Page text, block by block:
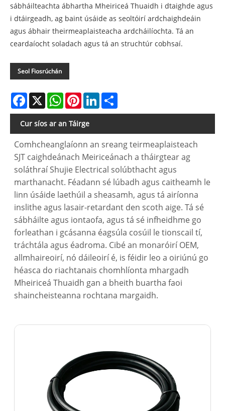
sábháilteachta ábhartha Mheiriceá Thuaidh i dtaighde agus
i dtáirgeadh, ag baint úsáide as seoltóirí ardchaighdeáin
agus ábhair theirmeaplaisteacha ardcháilíochta. Tá an
ceardaíocht soladach agus tá an struchtúr cobhsaí.
Seol Fiosrúchán
Facebook
X WhatsAppPinterestLinkedIn
Cur síos ar an Táirge
Comhcheanglaíonn an sreang teirmeaplaisteach
SJT caighdeánach Meiriceánach a tháirgtear ag
soláthraí Shujie Electrical solúbthacht agus
marthanacht. Féadann sé lúbadh agus caitheamh le
linn úsáide laethúil a sheasamh, agus tá airíonna
inslithe agus lasair-retardant den scoth aige. Tá sé
sábháilte agus iontaofa, agus tá sé infheidhme go
forleathan i gcásanna éagsúla cosúil le tionscail tí,
tráchtála agus éadroma. Cibé an monaróirí OEM,
allmhaireoirí, nó dáileoirí é, is féidir leo a oiriúnú go
héasca do riachtanais chomhlíonta mhargadh
Mheiriceá Thuaidh gan a bheith buartha faoi
shaincheisteanna rochtana margaidh.